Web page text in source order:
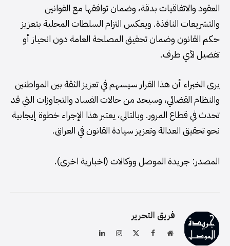
العقود والاتفاقيات بدقة، وضمان توافقها مع القوانين
والتشريعات النافذة. ويعكس التزام السلطات المحلية بتعزيز
حكم القانون وضمان تحقيق المصلحة العامة دون انحياز أو
تفضيل لأي طرف.
يرى الخبراء أن هذا القرار سيسهم في تعزيز الثقة بين المواطنين
والنظام القضائي، وسيحد من حالات الفساد والتجاوزات التي قد
تحدث في قطاع المرور. وبالتالي، يعتبر هذا الإجراء خطوة إيجابية
نحو تحقيق العدالة وتعزيز سيادة القانون في العراق.
المصدر: جريدة الموصل ووكالات (اخبارية اخرى).
فريق التحرير
موقعفيسبوك الانستغرام
لينكدإن